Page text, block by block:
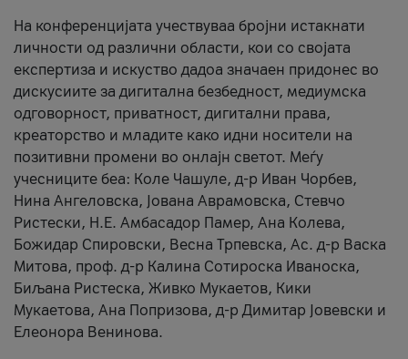
На конференцијата учествуваа бројни истакнати
личности од различни области, кои со својата
експертиза и искуство дадоа значаен придонес во
дискусиите за дигитална безбедност, медиумска
одговорност, приватност, дигитални права,
креаторство и младите како идни носители на
позитивни промени во онлајн светот. Меѓу
учесниците беа: Коле Чашуле, д-р Иван Чорбев,
Нина Ангеловска, Јована Аврамовска, Стевчо
Ристески, Н.Е. Амбасадор Памер, Ана Колева,
Божидар Спировски, Весна Трпевска, Ас. д-р Васка
Митова, проф. д-р Калина Сотироска Иваноска,
Биљана Ристеска, Живко Мукаетов, Кики
Мукаетова, Ана Попризова, д-р Димитар Јовевски и
Елеонора Венинова.